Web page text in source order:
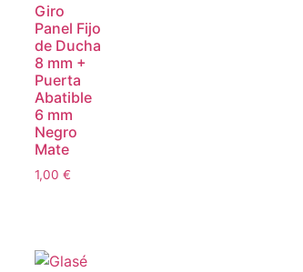
Giro
Panel Fijo
de Ducha
8 mm +
Puerta
Abatible
6 mm
Negro
Mate
1,00 €